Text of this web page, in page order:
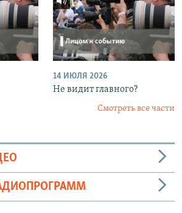
14 ИЮЛЯ 2026
Не видит главного?
Смотреть все части